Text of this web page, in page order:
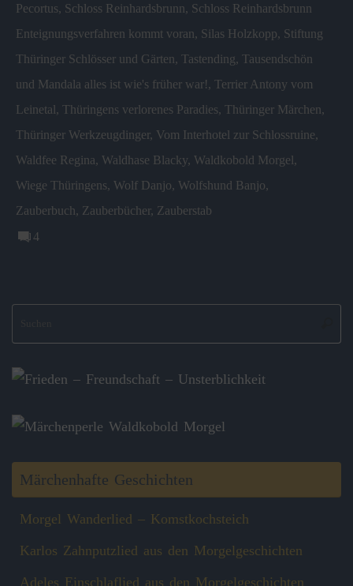
Pecortus, Schloss Reinhardsbrunn, Schloss Reinhardsbrunn
Enteignungsverfahren kommt voran, Silas Holzkopp, Stiftung
Thüringer Schlösser und Gärten, Tastending, Tausendschön
und Mandala alles ist wie's früher war!, Terrier Antony vom
Leinetal, Thüringens verlorenes Paradies, Thüringer Märchen,
Thüringer Werkzeugdinger, Vom Interhotel zur Schlossruine,
Waldfee Regina, Waldhase Blacky, Waldkobold Morgel,
Wiege Thüringens, Wolf Danjo, Wolfshund Banjo,
Zauberbuch, Zauberbücher, Zauberstab
4
Märchenhafte Geschichten
Morgel Wanderlied – Komstkochsteich
Karlos Zahnputzlied aus den Morgelgeschichten
Adeles Einschlaflied aus den Morgelgeschichten